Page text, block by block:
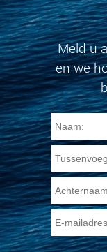
Meld u
en we